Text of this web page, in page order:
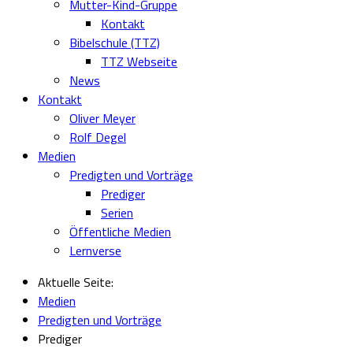
Mutter-Kind-Gruppe
Kontakt
Bibelschule (TTZ)
TTZ Webseite
News
Kontakt
Oliver Meyer
Rolf Degel
Medien
Predigten und Vorträge
Prediger
Serien
Öffentliche Medien
Lernverse
Aktuelle Seite:
Medien
Predigten und Vorträge
Prediger